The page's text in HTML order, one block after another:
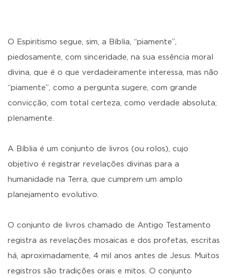
O Espiritismo segue, sim, a Bíblia, “piamente”,
piedosamente, com sinceridade, na sua essência moral
divina, que é o que verdadeiramente interessa, mas não
“piamente”, como a pergunta sugere, com grande
convicção, com total certeza, como verdade absoluta;
plenamente.
A Bíblia é um conjunto de livros (ou rolos), cujo
objetivo é registrar revelações divinas para a
humanidade na Terra, que cumprem um amplo
planejamento evolutivo.
O conjunto de livros chamado de Antigo Testamento
registra as revelações mosaicas e dos profetas, escritas
há, aproximadamente, 4 mil anos antes de Jesus. Muitos
registros são tradições orais e mitos. O conjunto